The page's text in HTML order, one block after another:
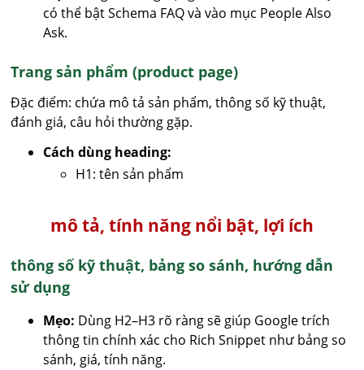
có thể bật Schema FAQ và vào mục People Also
Ask.
Trang sản phẩm (product page)
Đặc điểm: chứa mô tả sản phẩm, thông số kỹ thuật,
đánh giá, câu hỏi thường gặp.
Cách dùng heading:
H1: tên sản phẩm
mô tả, tính năng nổi bật, lợi ích
thông số kỹ thuật, bảng so sánh, hướng dẫn
sử dụng
Mẹo: Dùng H2–H3 rõ ràng sẽ giúp Google trích
thông tin chính xác cho Rich Snippet như bảng so
sánh, giá, tính năng.